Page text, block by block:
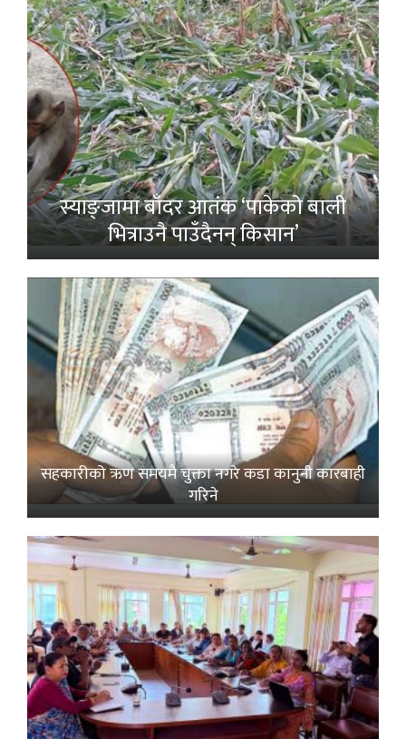
स्याङ्जामा बाँदर आतंक ‘पाकेको बाली
भित्राउनै पाउँदैनन् किसान’
सहकारीको ऋण समयमै चुक्ता नगरे कडा कानुनी कारबाही
गरिने